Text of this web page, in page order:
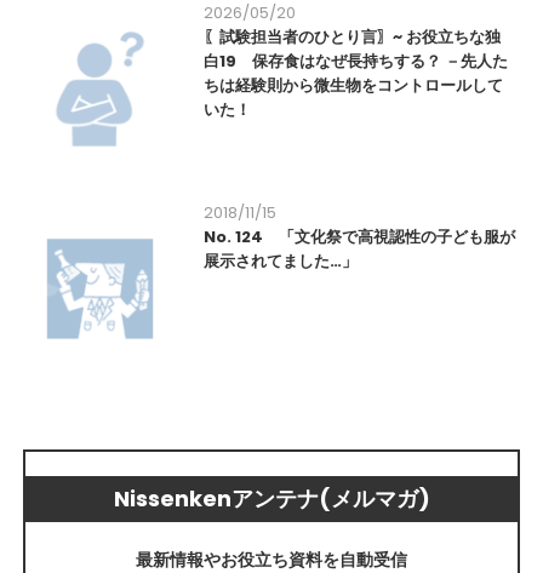
2026/05/20
〖試験担当者のひとり言〗~ お役立ちな独
白19 保存食はなぜ長持ちする？ －先人た
ちは経験則から微生物をコントロールして
いた！
2018/11/15
No. 124 「文化祭で高視認性の子ども服が
展示されてました…」
Nissenkenアンテナ(メルマガ)
最新情報やお役立ち資料を自動受信